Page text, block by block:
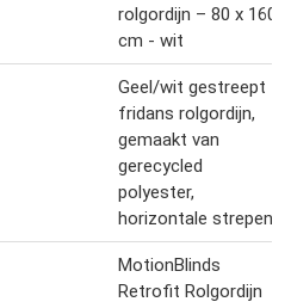
rolgordijn – 80 x 160
cm - wit
Geel/wit gestreept
fridans rolgordijn,
gemaakt van
gerecycled
polyester,
horizontale strepen
MotionBlinds
Retrofit Rolgordijn